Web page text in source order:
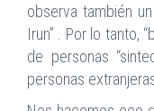
observa también
Irun” . Por lo tanto,
de personas
personas